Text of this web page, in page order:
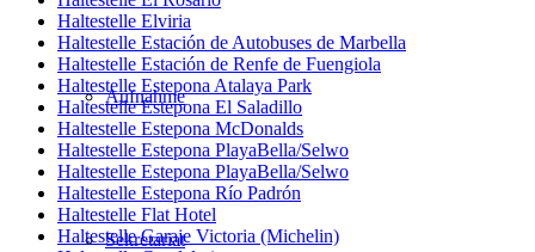
Aufnahme
Sekretariat
Haltestelle Elviria
Haltestelle Estación de Autobuses de Marbella
Haltestelle Estación de Renfe de Fuengiola
Haltestelle Estepona Atalaya Park
Haltestelle Estepona El Saladillo
Haltestelle Estepona McDonalds
Haltestelle Estepona PlayaBella/Selwo
Haltestelle Estepona PlayaBella/Selwo
Haltestelle Estepona Río Padrón
Haltestelle Flat Hotel
Haltestelle Garaje Victoria (Michelin)